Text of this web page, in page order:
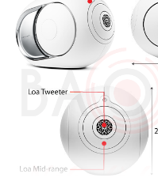
Kích thước
Trọng lượng